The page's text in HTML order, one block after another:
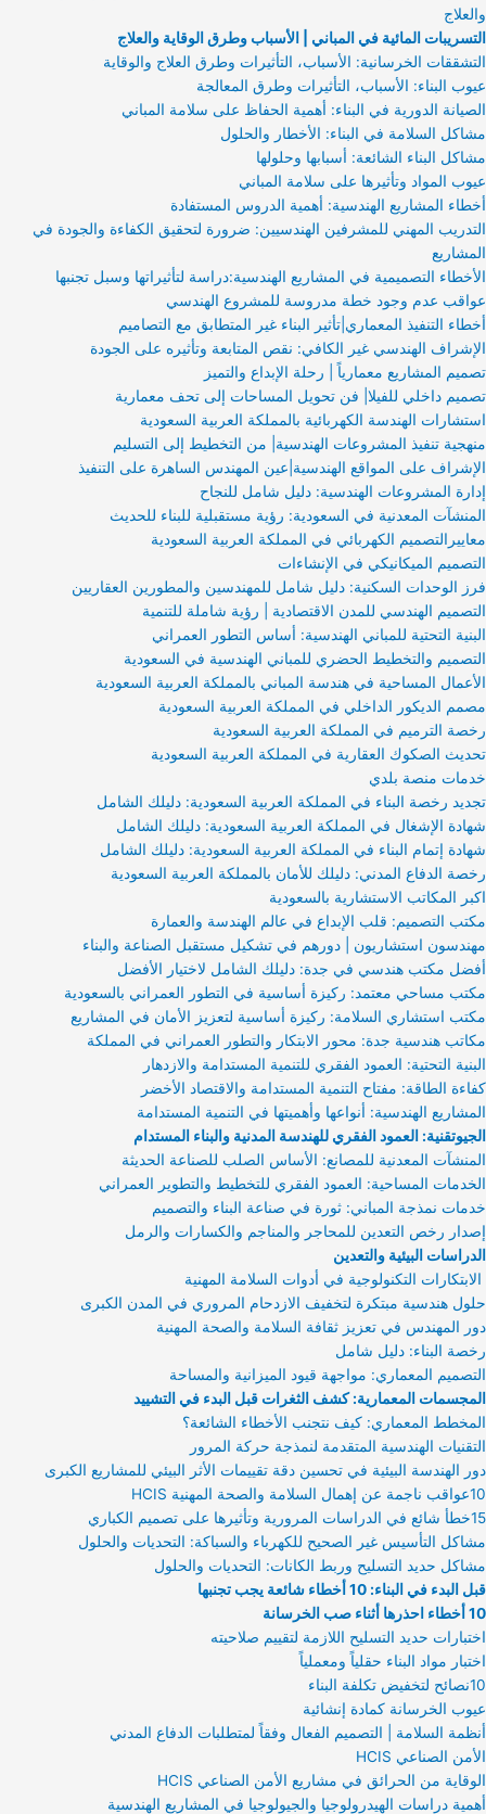
والعلاج
التسريبات المائية في المباني | الأسباب وطرق الوقاية والعلاج
التشققات الخرسانية: الأسباب، التأثيرات وطرق العلاج والوقاية
عيوب البناء: الأسباب، التأثيرات وطرق المعالجة
الصيانة الدورية في البناء: أهمية الحفاظ على سلامة المباني
مشاكل السلامة في البناء: الأخطار والحلول
مشاكل البناء الشائعة: أسبابها وحلولها
عيوب المواد وتأثيرها على سلامة المباني
أخطاء المشاريع الهندسية: أهمية الدروس المستفادة
التدريب المهني للمشرفين الهندسيين: ضرورة لتحقيق الكفاءة والجودة في
المشاريع
الأخطاء التصميمية في المشاريع الهندسية:دراسة لتأثيراتها وسبل تجنبها
عواقب عدم وجود خطة مدروسة للمشروع الهندسي
أخطاء التنفيذ المعماري|تأثير البناء غير المتطابق مع التصاميم
الإشراف الهندسي غير الكافي: نقص المتابعة وتأثيره على الجودة
تصميم المشاريع معمارياً | رحلة الإبداع والتميز
تصميم داخلي للفيلا| فن تحويل المساحات إلى تحف معمارية
استشارات الهندسة الكهربائية بالمملكة العربية السعودية
منهجية تنفيذ المشروعات الهندسية| من التخطيط إلى التسليم
الإشراف على المواقع الهندسية|عين المهندس الساهرة على التنفيذ
إدارة المشروعات الهندسية: دليل شامل للنجاح
المنشآت المعدنية في السعودية: رؤية مستقبلية للبناء للحديث
معاييرالتصميم الكهربائي في المملكة العربية السعودية
التصميم الميكانيكي في الإنشاءات
فرز الوحدات السكنية: دليل شامل للمهندسين والمطورين العقاريين
التصميم الهندسي للمدن الاقتصادية | رؤية شاملة للتنمية
البنية التحتية للمباني الهندسية: أساس التطور العمراني
التصميم والتخطيط الحضري للمباني الهندسية في السعودية
الأعمال المساحية في هندسة المباني بالمملكة العربية السعودية
مصمم الديكور الداخلي في المملكة العربية السعودية
رخصة الترميم في المملكة العربية السعودية
تحديث الصكوك العقارية في المملكة العربية السعودية
خدمات منصة بلدي
تجديد رخصة البناء في المملكة العربية السعودية: دليلك الشامل
شهادة الإشغال في المملكة العربية السعودية: دليلك الشامل
شهادة إتمام البناء في المملكة العربية السعودية: دليلك الشامل
رخصة الدفاع المدني: دليلك للأمان بالمملكة العربية السعودية
اكبر المكاتب الاستشارية بالسعودية
مكتب التصميم: قلب الإبداع في عالم الهندسة والعمارة
مهندسون استشاريون | دورهم في تشكيل مستقبل الصناعة والبناء
أفضل مكتب هندسي في جدة: دليلك الشامل لاختيار الأفضل
مكتب مساحي معتمد: ركيزة أساسية في التطور العمراني بالسعودية
مكتب استشاري السلامة: ركيزة أساسية لتعزيز الأمان في المشاريع
مكاتب هندسية جدة: محور الابتكار والتطور العمراني في المملكة
البنية التحتية: العمود الفقري للتنمية المستدامة والازدهار
كفاءة الطاقة: مفتاح التنمية المستدامة والاقتصاد الأخضر
المشاريع الهندسية: أنواعها وأهميتها في التنمية المستدامة
الجيوتقنية: العمود الفقري للهندسة المدنية والبناء المستدام
المنشآت المعدنية للمصانع: الأساس الصلب للصناعة الحديثة
الخدمات المساحية: العمود الفقري للتخطيط والتطوير العمراني
خدمات نمذجة المباني: ثورة في صناعة البناء والتصميم
إصدار رخص التعدين للمحاجر والمناجم والكسارات والرمل
الدراسات البيئية والتعدين
الابتكارات التكنولوجية في أدوات السلامة المهنية
حلول هندسية مبتكرة لتخفيف الازدحام المروري في المدن الكبرى
دور المهندس في تعزيز ثقافة السلامة والصحة المهنية
رخصة البناء: دليل شامل
التصميم المعماري: مواجهة قيود الميزانية والمساحة
المجسمات المعمارية: كشف الثغرات قبل البدء في التشييد
المخطط المعماري: كيف نتجنب الأخطاء الشائعة؟
التقنيات الهندسية المتقدمة لنمذجة حركة المرور
دور الهندسة البيئية في تحسين دقة تقييمات الأثر البيئي للمشاريع الكبرى
10عواقب ناجمة عن إهمال السلامة والصحة المهنية HCIS
15خطأ شائع في الدراسات المرورية وتأثيرها على تصميم الكباري
مشاكل التأسيس غير الصحيح للكهرباء والسباكة: التحديات والحلول
مشاكل حديد التسليح وربط الكانات: التحديات والحلول
قبل البدء في البناء: 10 أخطاء شائعة يجب تجنبها
10 أخطاء احذرها أثناء صب الخرسانة
اختبارات حديد التسليح اللازمة لتقييم صلاحيته
اختبار مواد البناء حقلياً ومعملياً
10نصائح لتخفيض تكلفة البناء
عيوب الخرسانة كمادة إنشائية
أنظمة السلامة | التصميم الفعال وفقاً لمتطلبات الدفاع المدني
الأمن الصناعي HCIS
الوقاية من الحرائق في مشاريع الأمن الصناعي HCIS
أهمية دراسات الهيدرولوجيا والجيولوجيا في المشاريع الهندسية